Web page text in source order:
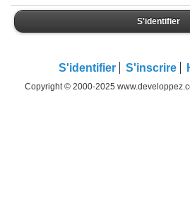
S'identifier
S'identifier S'inscrire
Copyright © 2000-2025